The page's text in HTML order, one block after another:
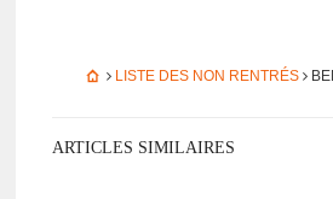
LISTE DES NON RENTRÉS
ARTICLES SIMILAIRES